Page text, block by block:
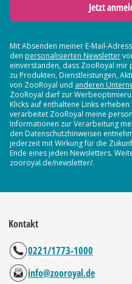
Jetzt
Mit Absenden meiner E-Mail-
den personalisierten Newsletter
einverstanden, dass ZooRoyal mir
zu Produkten, Dienstleistungen,
von ZooRoyal und anderen
ZooRoyal darf zur
Klicks auf enthaltene Links
verarbeitet ZooRoyal meine
Informationen zur Verarbeitung
den Datenschutzhinweisen
jederzeit mit Wirkung für die
Ende eines jeden Newsletters.
zooroyal.de/newsletter/.
Kontakt
0221/1773-1000
info@zooroyal.de